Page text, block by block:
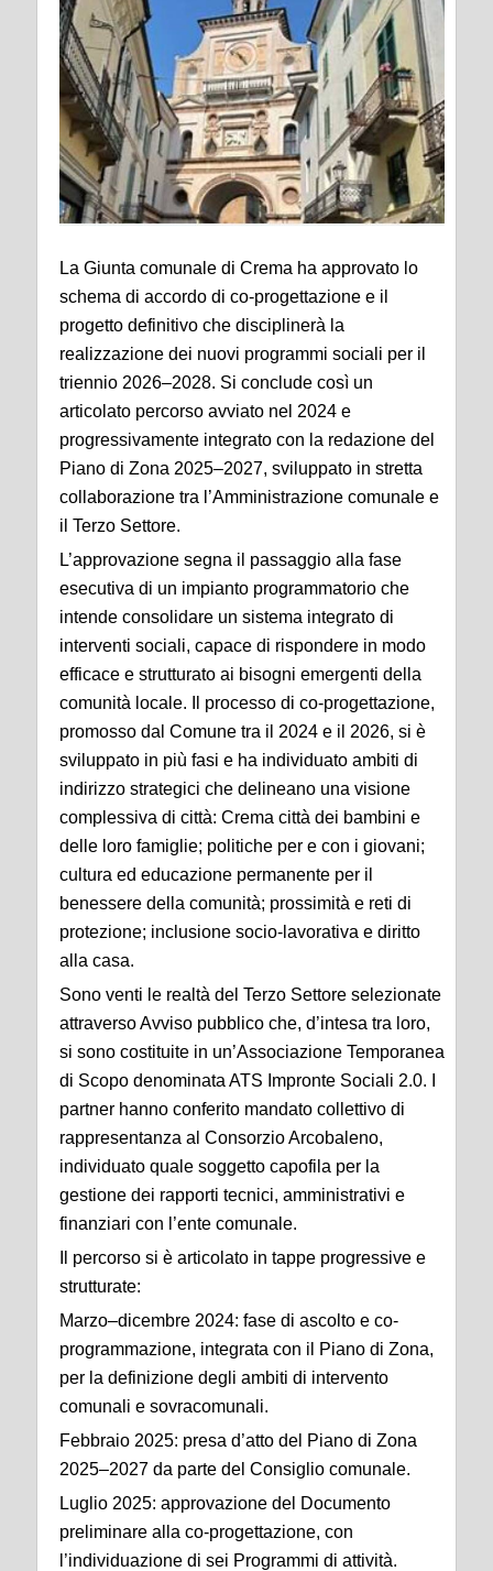
La Giunta comunale di Crema ha approvato lo
schema di accordo di co-progettazione e il
progetto definitivo che disciplinerà la
realizzazione dei nuovi programmi sociali per il
triennio 2026–2028. Si conclude così un
articolato percorso avviato nel 2024 e
progressivamente integrato con la redazione del
Piano di Zona 2025–2027, sviluppato in stretta
collaborazione tra l’Amministrazione comunale e
il Terzo Settore.
L’approvazione segna il passaggio alla fase
esecutiva di un impianto programmatorio che
intende consolidare un sistema integrato di
interventi sociali, capace di rispondere in modo
efficace e strutturato ai bisogni emergenti della
comunità locale. Il processo di co-progettazione,
promosso dal Comune tra il 2024 e il 2026, si è
sviluppato in più fasi e ha individuato ambiti di
indirizzo strategici che delineano una visione
complessiva di città: Crema città dei bambini e
delle loro famiglie; politiche per e con i giovani;
cultura ed educazione permanente per il
benessere della comunità; prossimità e reti di
protezione; inclusione socio-lavorativa e diritto
alla casa.
Sono venti le realtà del Terzo Settore selezionate
attraverso Avviso pubblico che, d’intesa tra loro,
si sono costituite in un’Associazione Temporanea
di Scopo denominata ATS Impronte Sociali 2.0. I
partner hanno conferito mandato collettivo di
rappresentanza al Consorzio Arcobaleno,
individuato quale soggetto capofila per la
gestione dei rapporti tecnici, amministrativi e
finanziari con l’ente comunale.
Il percorso si è articolato in tappe progressive e
strutturate:
Marzo–dicembre 2024: fase di ascolto e co-
programmazione, integrata con il Piano di Zona,
per la definizione degli ambiti di intervento
comunali e sovracomunali.
Febbraio 2025: presa d’atto del Piano di Zona
2025–2027 da parte del Consiglio comunale.
Luglio 2025: approvazione del Documento
preliminare alla co-progettazione, con
l’individuazione di sei Programmi di attività.